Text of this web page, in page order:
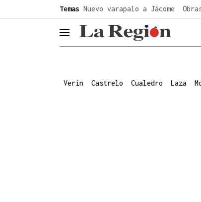
Temas Nuevo varapalo a Jácome
header.menu.open
Verín Castrelo Cualedro Laza